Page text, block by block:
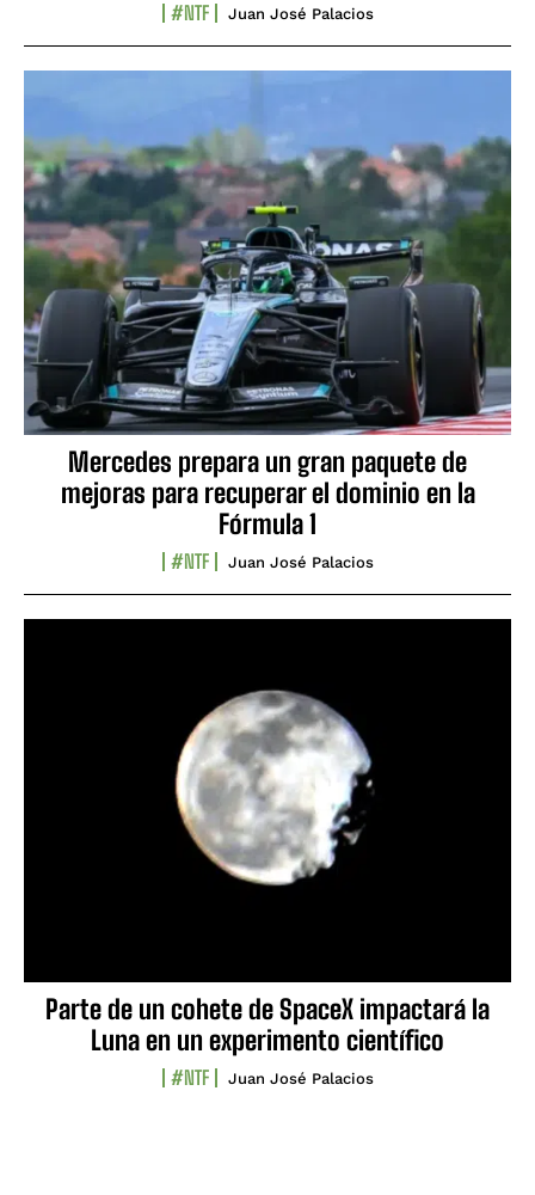
#NTF Juan José Palacios
Mercedes prepara un gran paquete de
mejoras para recuperar el dominio en la
Fórmula 1
#NTF Juan José Palacios
Parte de un cohete de SpaceX impactará la
Luna en un experimento científico
#NTF Juan José Palacios